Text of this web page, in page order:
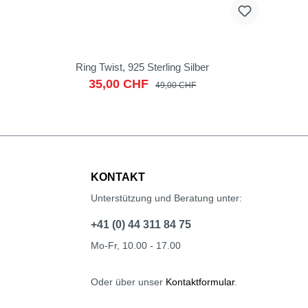
Ring Twist, 925 Sterling Silber
35,00 CHF 49,00 CHF
KONTAKT
Unterstützung und Beratung unter:
+41 (0) 44 311 84 75
Mo-Fr, 10.00 - 17.00
Oder über unser Kontaktformular.